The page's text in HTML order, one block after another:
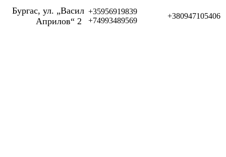
Бургас, ул. „Васил
Априлов“ 2
+35956919839
+74993489569
+380947105406